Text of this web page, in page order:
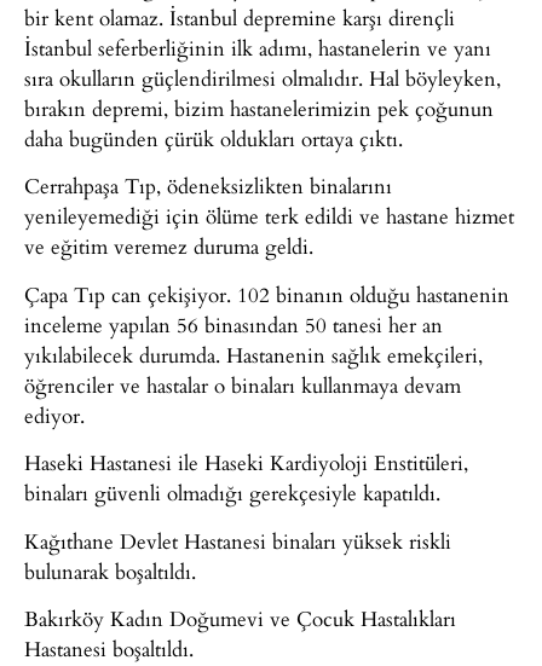
bir kent olamaz. İstanbul depremine karşı dirençli
İstanbul seferberliğinin ilk adımı, hastanelerin ve yanı
sıra okulların güçlendirilmesi olmalıdır. Hal böyleyken,
bırakın depremi, bizim hastanelerimizin pek çoğunun
daha bugünden çürük oldukları ortaya çıktı.
Cerrahpaşa Tıp, ödeneksizlikten binalarını
yenileyemediği için ölüme terk edildi ve hastane hizmet
ve eğitim veremez duruma geldi.
Çapa Tıp can çekişiyor. 102 binanın olduğu hastanenin
inceleme yapılan 56 binasından 50 tanesi her an
yıkılabilecek durumda. Hastanenin sağlık emekçileri,
öğrenciler ve hastalar o binaları kullanmaya devam
ediyor.
Haseki Hastanesi ile Haseki Kardiyoloji Enstitüleri,
binaları güvenli olmadığı gerekçesiyle kapatıldı.
Kağıthane Devlet Hastanesi binaları yüksek riskli
bulunarak boşaltıldı.
Bakırköy Kadın Doğumevi ve Çocuk Hastalıkları
Hastanesi boşaltıldı.